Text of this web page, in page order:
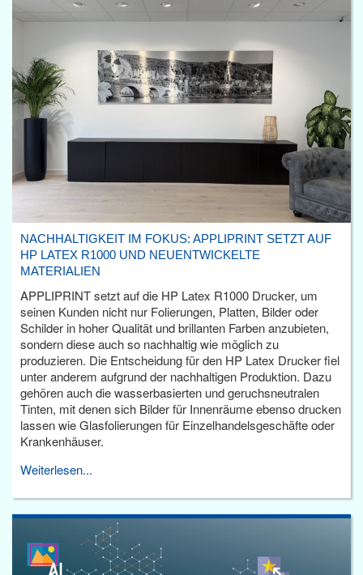
NACHHALTIGKEIT IM FOKUS: APPLIPRINT SETZT AUF
HP LATEX R1000 UND NEUENTWICKELTE
MATERIALIEN
APPLIPRINT setzt auf die HP Latex R1000 Drucker, um
seinen Kunden nicht nur Folierungen, Platten, Bilder oder
Schilder in hoher Qualität und brillanten Farben anzubieten,
sondern diese auch so nachhaltig wie möglich zu
produzieren. Die Entscheidung für den HP Latex Drucker fiel
unter anderem aufgrund der nachhaltigen Produktion. Dazu
gehören auch die wasserbasierten und geruchsneutralen
Tinten, mit denen sich Bilder für Innenräume ebenso drucken
lassen wie Glasfolierungen für Einzelhandelsgeschäfte oder
Krankenhäuser.
Weiterlesen...